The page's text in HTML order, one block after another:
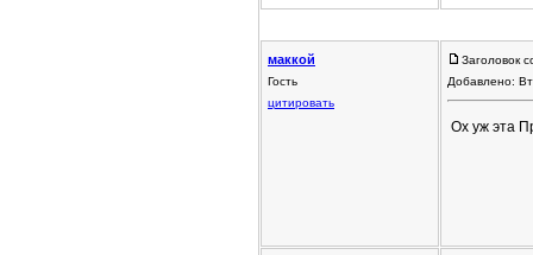
маккой
Гость
цитировать
Заголовок
Добавлено:
Ох уж эта